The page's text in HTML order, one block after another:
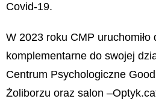
Covid-19.
W 2023 roku CMP uruchomiło
komplementarne do swojej
Centrum Psychologiczne
Żoliborzu oraz salon